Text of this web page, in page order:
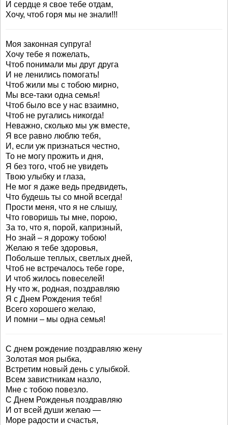
И сердце я свое тебе отдам,
Хочу, чтоб горя мы не знали!!!
Моя законная супруга!
Хочу тебе я пожелать,
Чтоб понимали мы друг друга
И не ленились помогать!
Чтоб жили мы с тобою мирно,
Мы все-таки одна семья!
Чтоб было все у нас взаимно,
Чтоб не ругались никогда!
Неважно, сколько мы уж вместе,
Я все равно люблю тебя,
И, если уж признаться честно,
То не могу прожить и дня,
Я без того, чтоб не увидеть
Твою улыбку и глаза,
Не мог я даже ведь предвидеть,
Что будешь ты со мной всегда!
Прости меня, что я не слышу,
Что говоришь ты мне, порою,
За то, что я, порой, капризный,
Но знай – я дорожу тобою!
Желаю я тебе здоровья,
Побольше теплых, светлых дней,
Чтоб не встречалось тебе горе,
И чтоб жилось повеселей!
Ну что ж, родная, поздравляю
Я с Днем Рождения тебя!
Всего хорошего желаю,
И помни – мы одна семья!
С днем рождение поздравляю жену
Золотая моя рыбка,
Встретим новый день с улыбкой.
Всем завистникам назло,
Мне с тобою повезло.
С Днем Рожденья поздравляю
И от всей души желаю —
Море радости и счастья,